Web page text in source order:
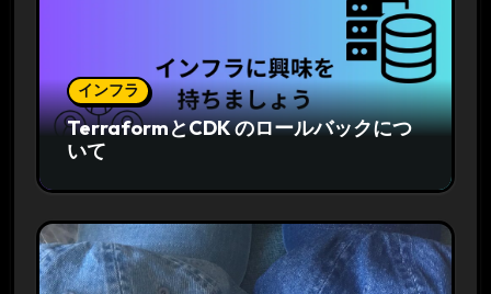
インフラ
TerraformとCDK のロールバックにつ
いて